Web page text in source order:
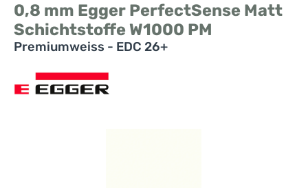
0,8 mm Egger PerfectSense Matt
Schichtstoffe W1000 PM
Premiumweiss - EDC 26+